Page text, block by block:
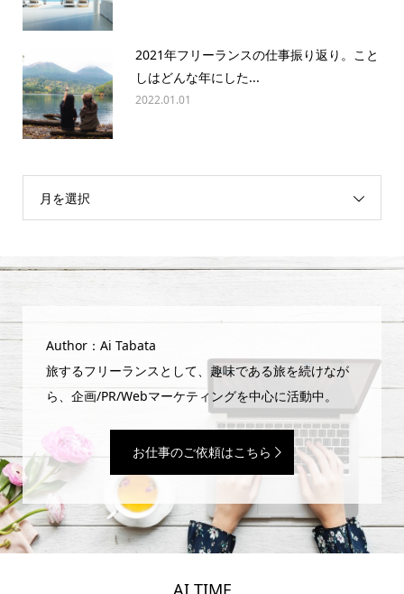
2021年フリーランスの仕事振り返り。こと
しはどんな年にした...
2022.01.01
月を選択
Author：Ai Tabata
旅するフリーランスとして、趣味である旅を続けなが
ら、企画/PR/Webマーケティングを中心に活動中。
お仕事のご依頼はこちら
AI TIME